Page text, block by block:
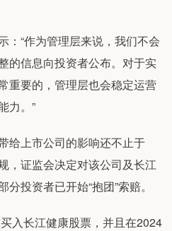
“作为管理层来说，我们不会
的信息向投资者公布。对于实
重要的，管理层也会稳定运营
力。”
上市公司的影响还不止于
，证监会决定对该公司及长江
投资者已开始“抱团”索赔。
长江健康股票，并且在2024